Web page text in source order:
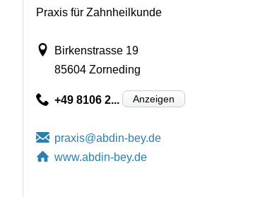
Praxis für Zahnheilkunde
Birkenstrasse 19
85604 Zorneding
+49 8106 2... Anzeigen
www.abdin-bey.de